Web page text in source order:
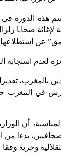
برسم هذه
ضحايا
عن
لعدم
بالمغرب،
في المغرب
بدءا من
وحرية وفقا